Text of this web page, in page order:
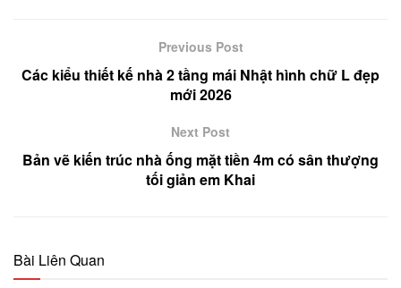
Previous Post
Các kiểu thiết kế nhà 2 tầng mái Nhật hình chữ L đẹp
mới 2026
Next Post
Bản vẽ kiến trúc nhà ống mặt tiền 4m có sân thượng
tối giản em Khai
Bài Liên Quan